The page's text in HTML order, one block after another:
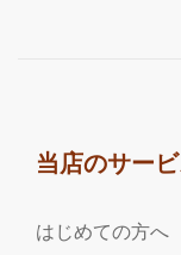
当店のサー
はじめての方へ